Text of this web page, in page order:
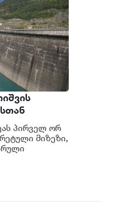
პირველ ორ
მიზეზი,